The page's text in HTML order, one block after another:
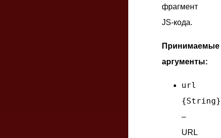
фрагмент
JS-кода.
Принимаемые
аргументы:
url
{String}
–
URL